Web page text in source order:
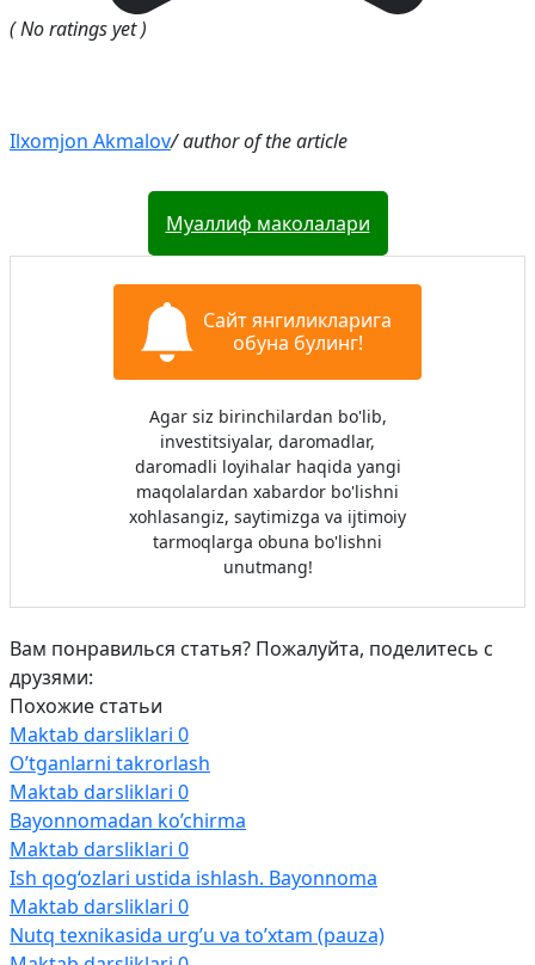
( No ratings yet )
Ilxomjon Akmalov/ author of the article
Муаллиф маколалари
Сайт янгиликларига
обуна булинг!
Agar siz birinchilardan bo'lib,
investitsiyalar, daromadlar,
daromadli loyihalar haqida yangi
maqolalardan xabardor bo'lishni
xohlasangiz, saytimizga va ijtimoiy
tarmoqlarga obuna bo'lishni
unutmang!
Вам понравилься статья? Пожалуйта, поделитесь с
друзями:
Похожие статьи
Maktab darsliklari 0
O’tganlarni takrorlash
Maktab darsliklari 0
Bayonnomadan ko’chirma
Maktab darsliklari 0
Ish qog‘ozlari ustida ishlash. Bayonnoma
Maktab darsliklari 0
Nutq texnikasida urg’u va to’xtam (pauza)